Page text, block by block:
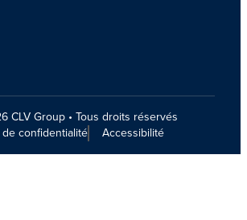
CLV Group • Tous droits réservés
confidentialité
Accessibilité